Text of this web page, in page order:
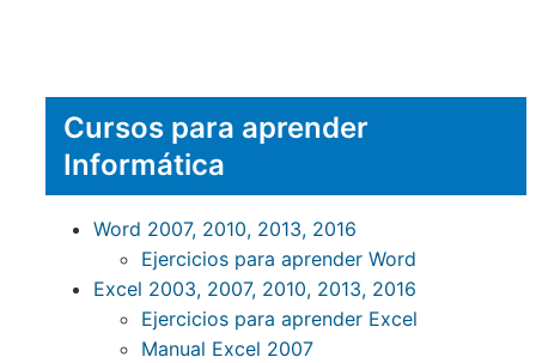
Cursos para aprender
Informática
Word 2007, 2010, 2013, 2016
Ejercicios para aprender Word
Excel 2003, 2007, 2010, 2013, 2016
Ejercicios para aprender Excel
Manual Excel 2007